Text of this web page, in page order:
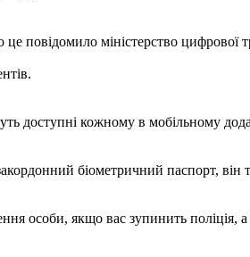
це повідомило міністерство цифрової
доступні кожному в мобільному
біометричний паспорт, він
особи, якщо вас зупинить